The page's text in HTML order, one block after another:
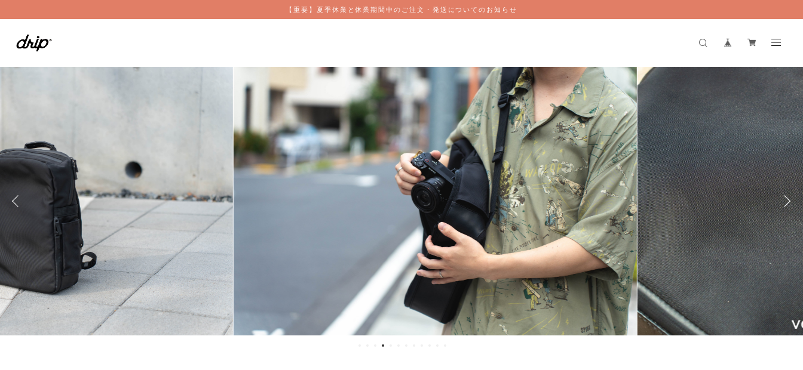
【重要】夏季休業と休業期間中のご注文・発送についてのお知らせ